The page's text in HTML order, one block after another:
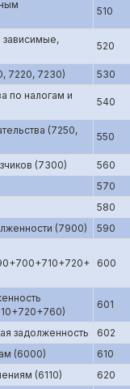
510
520
7220, 7230)
530
по налогам и
540
(7250,
550
(7300)
560
570
580
(7900)
590
600
601
задолженность
602
(6000)
610
(6110)
620